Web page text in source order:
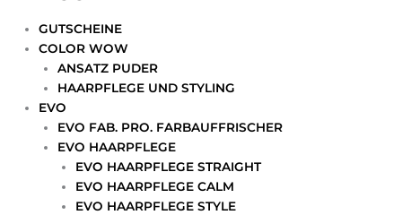
GUTSCHEINE
COLOR WOW
ANSATZ PUDER
HAARPFLEGE UND STYLING
EVO
EVO FAB. PRO. FARBAUFFRISCHER
EVO HAARPFLEGE
EVO HAARPFLEGE STRAIGHT
EVO HAARPFLEGE CALM
EVO HAARPFLEGE STYLE